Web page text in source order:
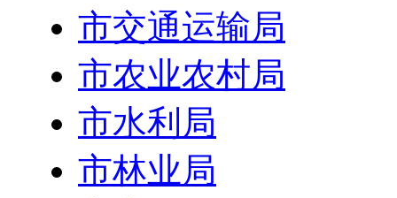
市交通运输局
市农业农村局
市水利局
市林业局